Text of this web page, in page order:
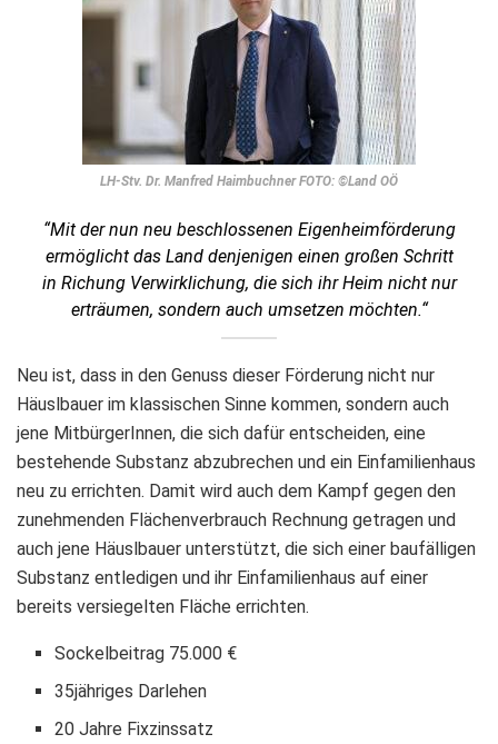
LH-Stv. Dr. Manfred Haimbuchner FOTO: ©Land OÖ
“Mit der nun neu beschlossenen Eigenheimförderung
ermöglicht das Land denjenigen einen großen Schritt
in Richung Verwirklichung, die sich ihr Heim nicht nur
erträumen, sondern auch umsetzen möchten.“
Neu ist, dass in den Genuss dieser Förderung nicht nur
Häuslbauer im klassischen Sinne kommen, sondern auch
jene MitbürgerInnen, die sich dafür entscheiden, eine
bestehende Substanz abzubrechen und ein Einfamilienhaus
neu zu errichten. Damit wird auch dem Kampf gegen den
zunehmenden Flächenverbrauch Rechnung getragen und
auch jene Häuslbauer unterstützt, die sich einer baufälligen
Substanz entledigen und ihr Einfamilienhaus auf einer
bereits versiegelten Fläche errichten.
Sockelbeitrag 75.000 €
35jähriges Darlehen
20 Jahre Fixzinssatz